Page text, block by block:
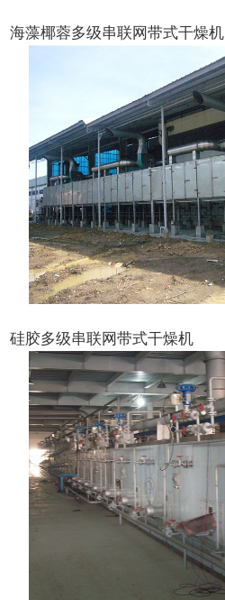
海藻椰蓉多级串联网带式干燥机
硅胶多级串联网带式干燥机